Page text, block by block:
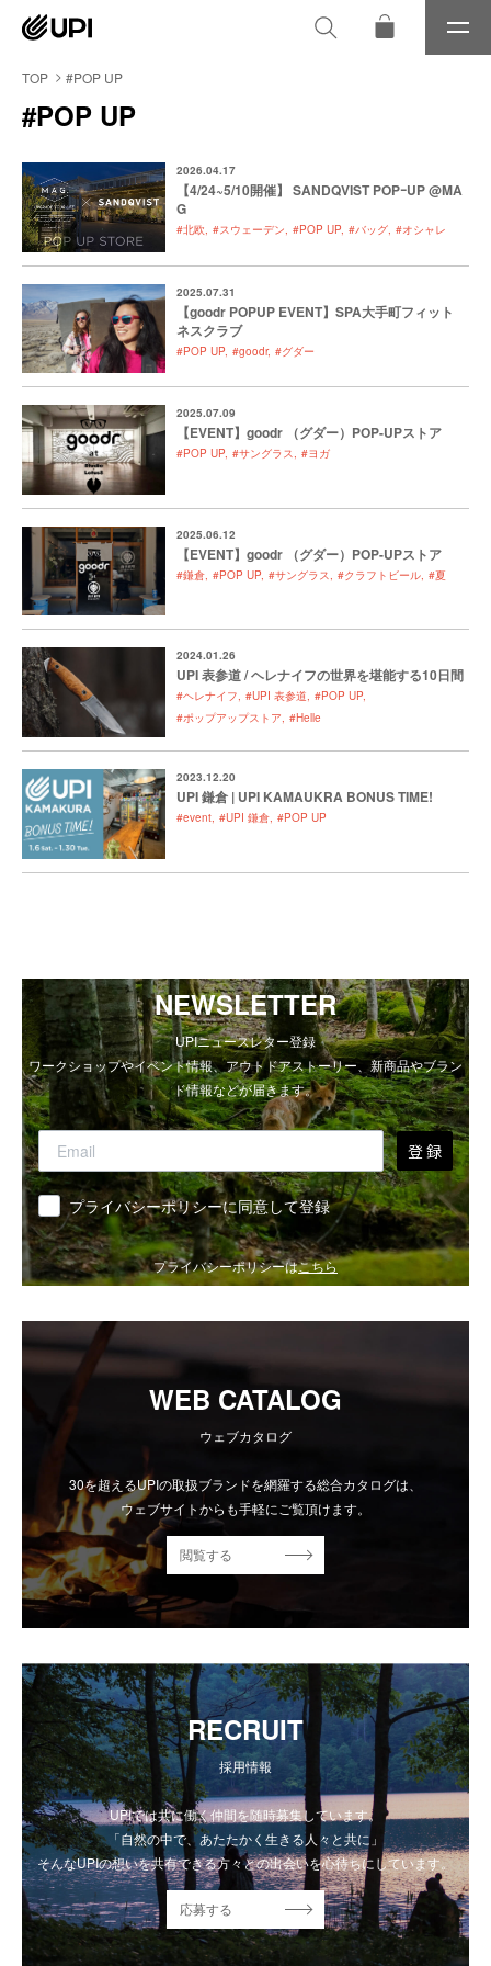
メ
ニ
TOP #POP UP
#POP UP
2026.04.17
【4/24~5/10開催】 SANDQVIST POPｰUP @MA
G
#北欧 #スウェーデン #POP UP #バッグ #オシャレ
2025.07.31
【goodr POPUP EVENT】SPA大手町フィット
ネスクラブ
#POP UP #goodr #グダー
2025.07.09
【EVENT】goodr （グダー）POP-UPストア
#POP UP #サングラス #ヨガ
2025.06.12
【EVENT】goodr （グダー）POP-UPストア
#鎌倉 #POP UP #サングラス #クラフトビール #夏
2024.01.26
UPI 表参道 / ヘレナイフの世界を堪能する10日間
#ヘレナイフ #UPI 表参道 #POP UP
#ポップアップストア #Helle
2023.12.20
UPI 鎌倉 | UPI KAMAUKRA BONUS TIME!
#event #UPI 鎌倉 #POP UP
NEWSLETTER
UPIニュースレター登録
ワークショップやイベント情報、アウトドアストーリー、新商品やブラン
ド情報などが届きます。
登 録
同意 プライバシーポリシーに同意して登録
プライバシーポリシーはこちら
WEB CATALOG
ウェブカタログ
30を超えるUPIの取扱ブランドを網羅する総合カタログは、
ウェブサイトからも手軽にご覧頂けます。
閲覧する
RECRUIT
採用情報
UPIでは共に働く仲間を随時募集しています。
「自然の中で、あたたかく生きる人々と共に」
そんなUPIの想いを共有できる方々との出会いを心待ちにしています。
応募する